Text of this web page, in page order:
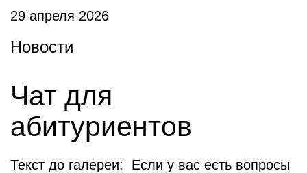
29 апреля 2026
Новости
Чат для
абитуриентов
Текст до галереи: Если у вас есть вопросы